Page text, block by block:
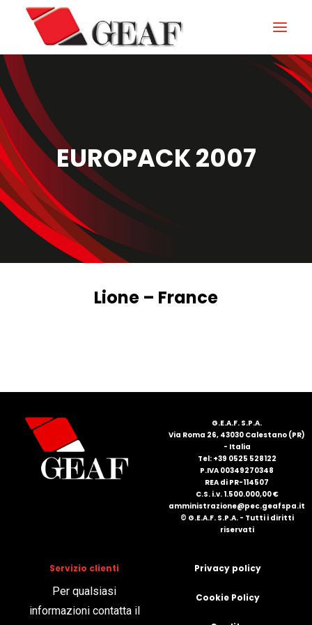
HOME
AZIENDA
KNOW-HOW
I NOSTRI SETTORI
CONTATTI
NEWS ED EVENTI
DOWNLOAD
EUROPACK 2007
Lione – France
G.E.A.F. S.P.A.
Via Roma 26, 43030 Calestano (PR)
- Italia
Tel: +39 0525 528122
P.IVA 00349270348
REA di PR-114507
C.S. i.v. 1.500.000,00 €
amministrazione@pec.geafspa.it
© G.E.A.F. S.P.A. - Tutti i diritti
riservati
Servizio clienti
Per qualsiasi
informazioni contatta il
Privacy policy
Cookie Policy